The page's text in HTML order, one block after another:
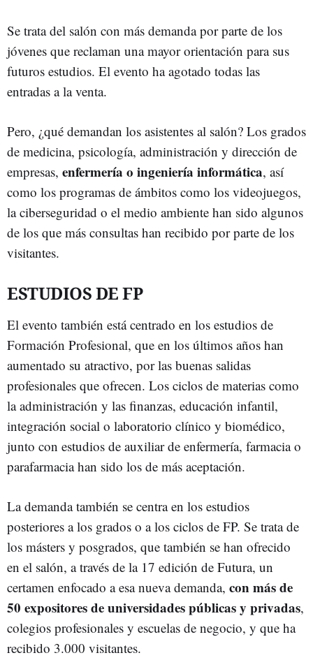
Se trata del salón con más demanda por parte de los
jóvenes que reclaman una mayor orientación para sus
futuros estudios. El evento ha agotado todas las
entradas a la venta.
Pero, ¿qué demandan los asistentes al salón? Los grados
de medicina, psicología, administración y dirección de
empresas, enfermería o ingeniería informática, así
como los programas de ámbitos como los videojuegos,
la ciberseguridad o el medio ambiente han sido algunos
de los que más consultas han recibido por parte de los
visitantes.
ESTUDIOS DE FP
El evento también está centrado en los estudios de
Formación Profesional, que en los últimos años han
aumentado su atractivo, por las buenas salidas
profesionales que ofrecen. Los ciclos de materias como
la administración y las finanzas, educación infantil,
integración social o laboratorio clínico y biomédico,
junto con estudios de auxiliar de enfermería, farmacia o
parafarmacia han sido los de más aceptación.
La demanda también se centra en los estudios
posteriores a los grados o a los ciclos de FP. Se trata de
los másters y posgrados, que también se han ofrecido
en el salón, a través de la 17 edición de Futura, un
certamen enfocado a esa nueva demanda, con más de
50 expositores de universidades públicas y privadas,
colegios profesionales y escuelas de negocio, y que ha
recibido 3.000 visitantes.